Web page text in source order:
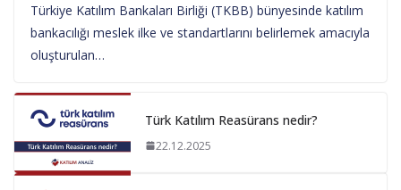
Türkiye Katılım Bankaları Birliği (TKBB) bünyesinde katılım
bankacılığı meslek ilke ve standartlarını belirlemek amacıyla
oluşturulan…
Türk Katılım Reasürans nedir?
22.12.2025